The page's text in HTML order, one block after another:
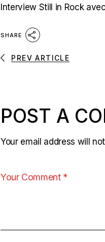
Interview Still in Rock
SHARE
PREV ARTICLE
POST A
Your email address will